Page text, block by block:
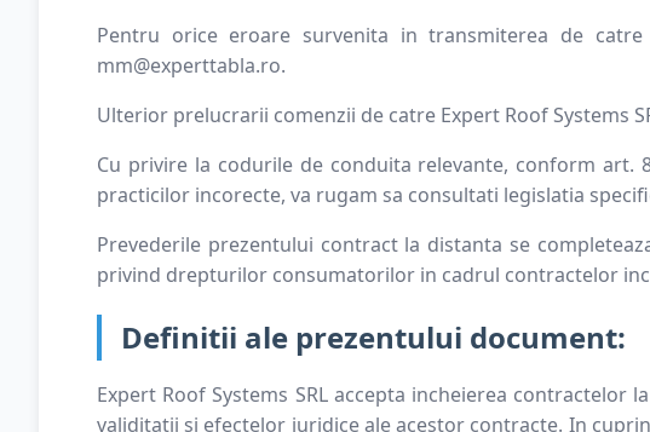
Pentru orice eroare survenita in transmiterea de
mm@experttabla.ro.
Ulterior prelucrarii comenzii de catre Expert Roof Systems
Cu privire la codurile de conduita relevante, conform art.
practicilor incorecte, va rugam sa consultati legislatia
Prevederile prezentului contract la distanta se
privind drepturilor consumatorilor in cadrul contractelor
Definitii ale prezentului document:
Expert Roof Systems SRL accepta incheierea
validitatii si efectelor juridice ale acestor contracte. In